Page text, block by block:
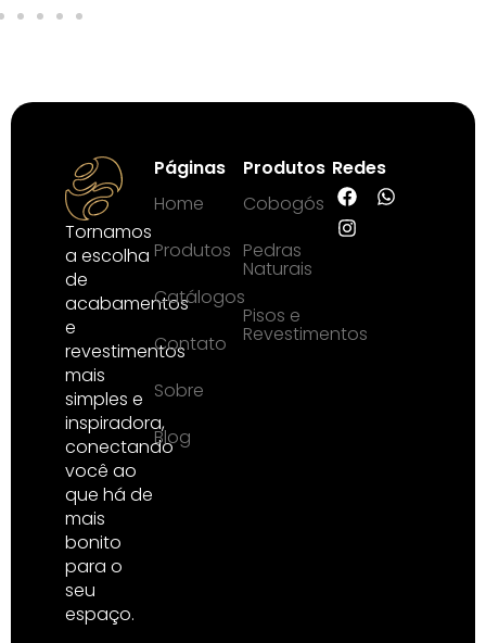
Tornamos
a escolha
de
acabamentos
e
revestimentos
mais
simples e
inspiradora,
conectando
você ao
que há de
mais
bonito
para o
seu
espaço.
Páginas
Home
Produtos
Catálogos
Contato
Sobre
Blog
Produtos
Cobogós
Pedras
Naturais
Pisos e
Revestimentos
Redes